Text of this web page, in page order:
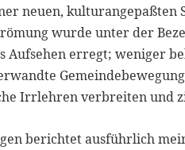
neuen, kulturangepaßten
wurde unter der
erregt; weniger
Irrlehren verbreiten und
berichtet ausführlich